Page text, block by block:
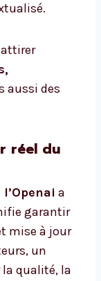
attirer
aussi des
réel du
a
garantir
mise à jour
un
qualité, la